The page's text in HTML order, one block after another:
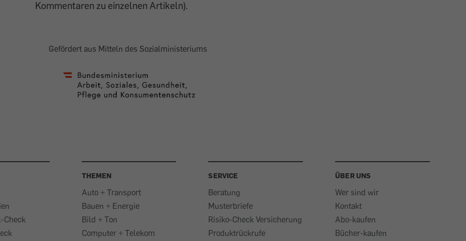
Kommentaren zu einzelnen Artikeln).
Gefördert aus Mitteln des Sozialministeriums
Check
THEMEN
Auto + Transport
Bauen + Energie
Bild + Ton
Computer + Telekom
SERVICE
Beratung
Musterbriefe
Risiko-Check Versicherung
Produktrückrufe
ÜBER UNS
Wer sind wir
Kontakt
Abo-kaufen
Bücher-kaufen